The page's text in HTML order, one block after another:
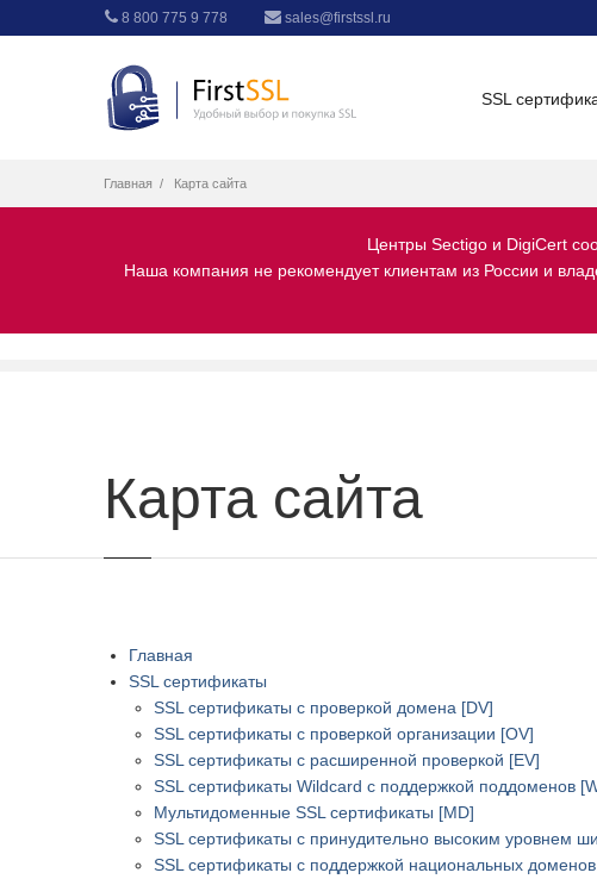
8 800 775 9 778 sales@firstssl.ru
SSL
Главная Карта сайта
Центры Sectigo и DigiCert
Наша компания не рекомендует клиентам из России и
Карта сайта
Главная
SSL сертификаты
SSL сертификаты с проверкой домена [DV]
SSL сертификаты с проверкой организации [OV]
SSL сертификаты с расширенной проверкой [EV]
SSL сертификаты Wildcard с поддержкой поддоменов
Мультидоменные SSL сертификаты [MD]
SSL сертификаты с принудительно высоким уровнем
SSL сертификаты с поддержкой национальных